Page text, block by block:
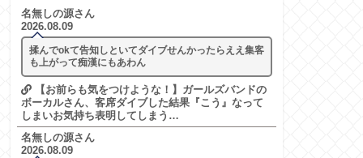
名無しの源さん
2026.08.09
揉んでokて告知しといてダイブせんかったらええ集客
も上がって痴漢にもあわん
【お前らも気をつけような！】ガールズバンドの
ボーカルさん、客席ダイブした結果『こう』なって
しまいお気持ち表明してしまう…
名無しの源さん
2026.08.09